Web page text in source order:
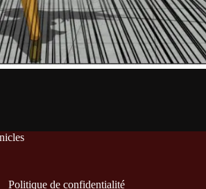
Politique de confidentialité